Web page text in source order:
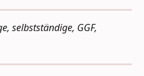
selbstständige, GGF,